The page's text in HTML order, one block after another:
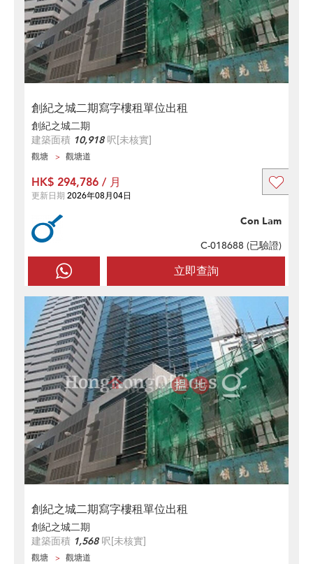
創紀之城二期寫字樓租單位出租
創紀之城二期
建築面積 10,918呎[未核實]
觀塘 觀塘道
立即查詢
Con Lam
C-018688 (已驗證)
HK$ 294,786 / 月
更新日期 2026年08月04日
創紀之城二期寫字樓租單位出租
創紀之城二期
建築面積 1,568呎[未核實]
觀塘 觀塘道